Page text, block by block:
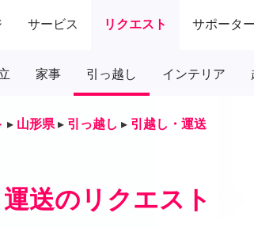
サービス リクエスト サポーター
家事 引っ越し インテリア
▸ 山形県 ▸ 引っ越し ▸ 引越し・運送
送のリクエスト